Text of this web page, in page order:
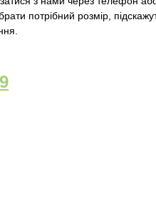
потрібний розмір,